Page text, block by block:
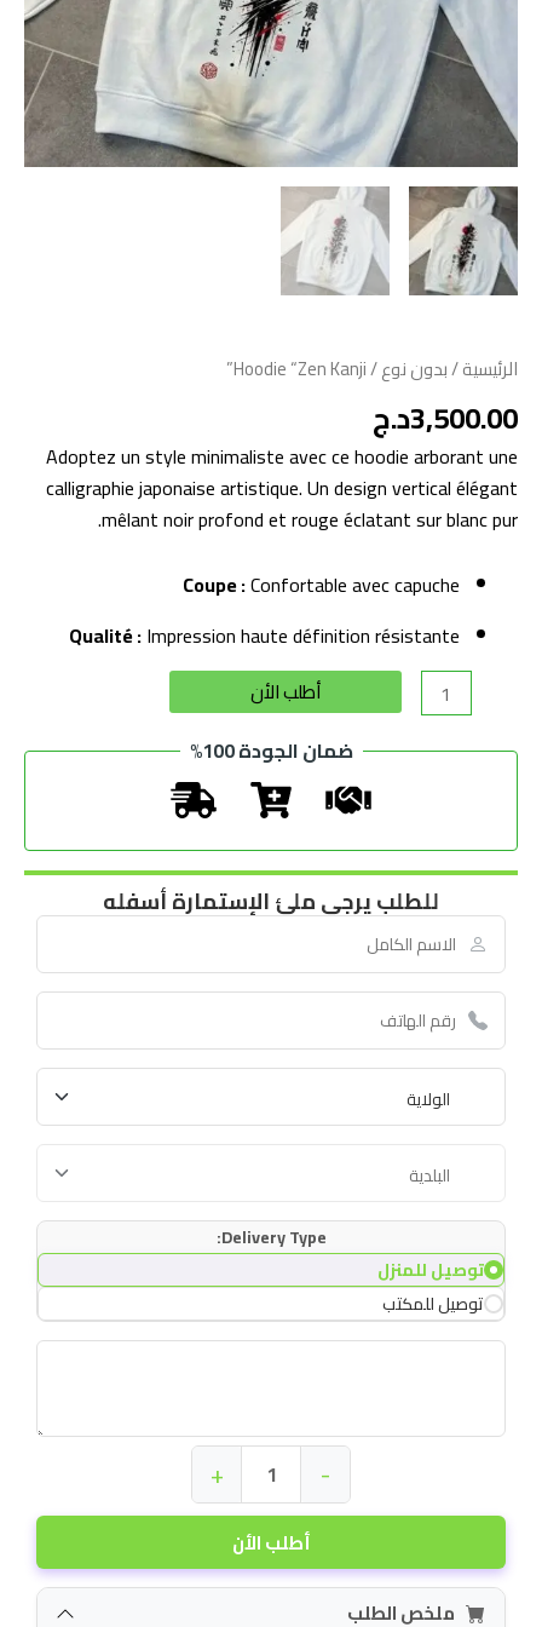
الرئيسية/بدون نوع/ Hoodie “Zen Kanji”
3,500.00د.ج
Adoptez un style minimaliste avec ce hoodie arborant une
calligraphie japonaise artistique. Un design vertical élégant
mêlant noir profond et rouge éclatant sur blanc pur.
Coupe :Confortable avec capuche
Qualité :Impression haute définition résistante
أطلب الأن
ضمان الجودة 100%
للطلب يرجى ملئ الإستمارة أسفله
Delivery Type:
توصيل للمنزل
توصيل للمكتب
أطلب الأن
-
+
ملخص الطلب